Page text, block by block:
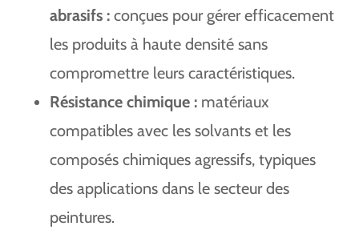
abrasifs : conçues pour gérer efficacement
les produits à haute densité sans
compromettre leurs caractéristiques.
Résistance chimique : matériaux
compatibles avec les solvants et les
composés chimiques agressifs, typiques
des applications dans le secteur des
peintures.